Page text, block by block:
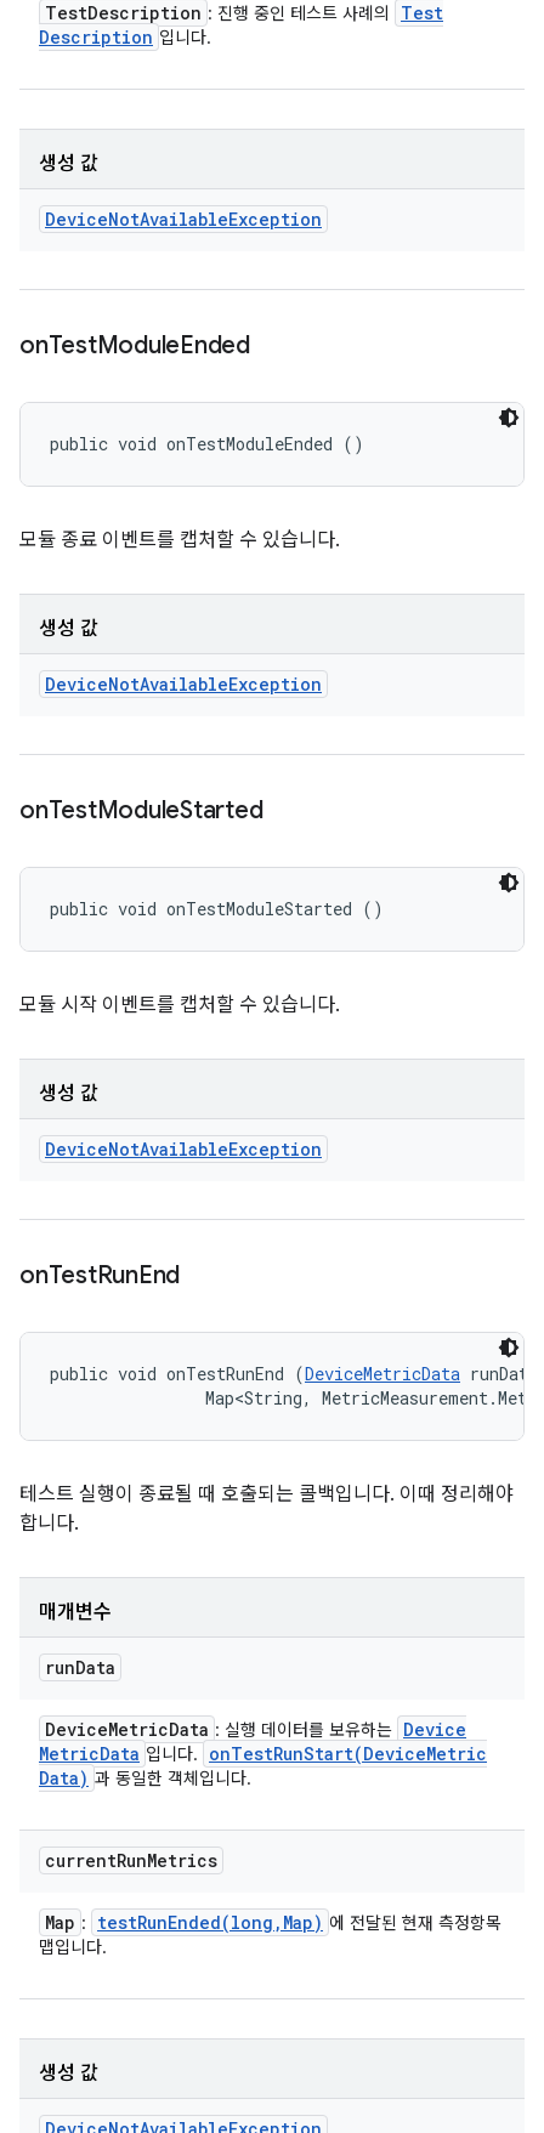
TestDescription : 진행 중인 테스트 사례의
Test
Description 입니다.
생성 값
DeviceNotAvailableException
onTestModuleEnded
public void onTestModuleEnded ()
모듈 종료 이벤트를 캡처할 수 있습니다.
생성 값
DeviceNotAvailableException
onTestModuleStarted
public void onTestModuleStarted ()
모듈 시작 이벤트를 캡처할 수 있습니다.
생성 값
DeviceNotAvailableException
onTestRunEnd
public void onTestRunEnd (DeviceMetricData
Map<String,
테스트 실행이 종료될 때 호출되는 콜백입니다. 이때 정리해야
합니다.
매개변수
runData
DeviceMetricData : 실행 데이터를 보유하는 Device
MetricData 입니다. onTestRunStart(DeviceMetric
Data) 과 동일한 객체입니다.
currentRunMetrics
Map : testRunEnded(long , Map) 에 전달된 현재 측정항목
맵입니다.
생성 값